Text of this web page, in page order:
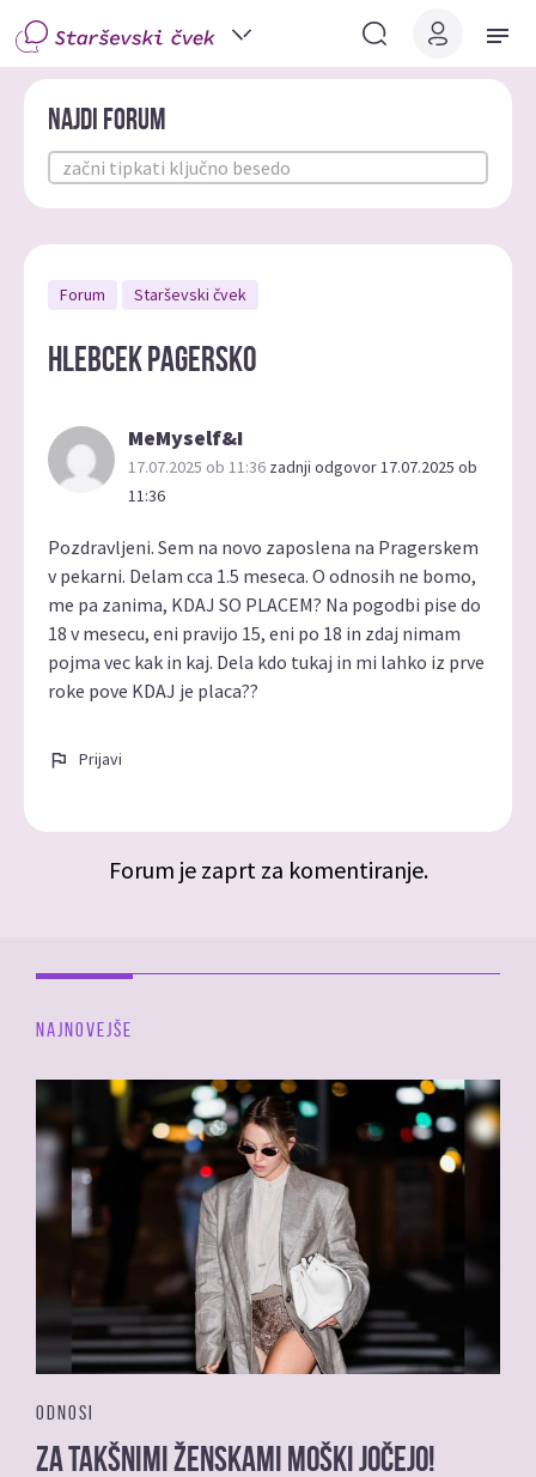
Najdi forum
Forum Starševski čvek
Hlebcek Pagersko
MeMyself&I
17.07.2025 ob 11:36 zadnji odgovor 17.07.2025 ob
11:36
Pozdravljeni. Sem na novo zaposlena na Pragerskem
v pekarni. Delam cca 1.5 meseca. O odnosih ne bomo,
me pa zanima, KDAJ SO PLACEM? Na pogodbi pise do
18 v mesecu, eni pravijo 15, eni po 18 in zdaj nimam
pojma vec kak in kaj. Dela kdo tukaj in mi lahko iz prve
roke pove KDAJ je placa??
Prijavi
Forum je zaprt za komentiranje.
NAJNOVEJŠE
ODNOSI
Za takšnimi ženskami moški jočejo!